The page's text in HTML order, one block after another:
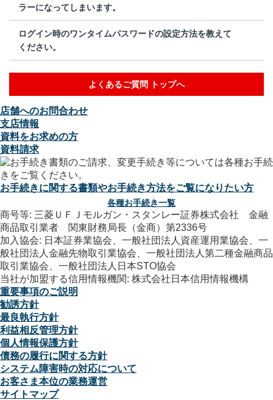
ラーになってしまいます。
ログイン時のワンタイムパスワードの設定方法を教えて
ください。
よくあるご質問 トップへ
店舗へのお問合わせ
支店情報
資料をお求めの方
資料請求
お手続きに関する書類やお手続き方法をご覧になりたい方
各種お手続き一覧
商号等: 三菱ＵＦＪモルガン・スタンレー証券株式会社 金融
商品取引業者 関東財務局長（金商）第2336号
加入協会: 日本証券業協会、一般社団法人資産運用業協会、一
般社団法人金融先物取引業協会、一般社団法人第二種金融商品
取引業協会、一般社団法人日本STO協会
当社が加盟する信用情報機関: 株式会社日本信用情報機構
重要事項のご説明
勧誘方針
最良執行方針
利益相反管理方針
個人情報保護方針
債務の履行に関する方針
システム障害時の対応について
お客さま本位の業務運営
サイトマップ